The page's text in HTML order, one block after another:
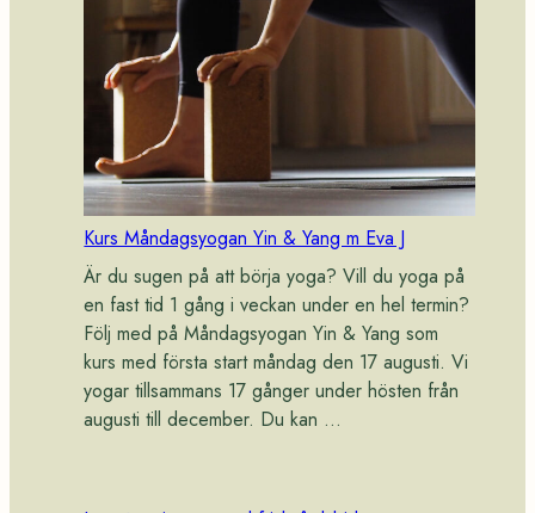
Kurs Måndagsyogan Yin & Yang m Eva J
Är du sugen på att börja yoga? Vill du yoga på
en fast tid 1 gång i veckan under en hel termin?
Följ med på Måndagsyogan Yin & Yang som
kurs med första start måndag den 17 augusti. Vi
yogar tillsammans 17 gånger under hösten från
augusti till december. Du kan …